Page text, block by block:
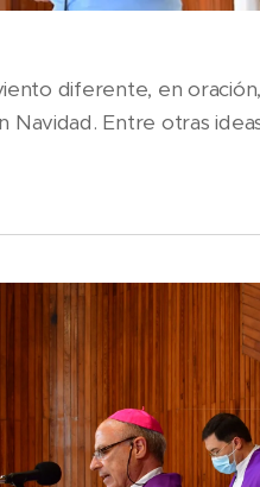
diferente, en
Entre otras